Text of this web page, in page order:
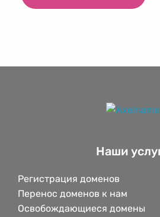
Наши
Регистрация доменов
Перенос доменов к нам
Освобождающиеся домены